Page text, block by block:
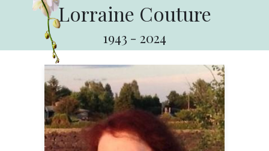
Lorraine Couture
1943 - 2024